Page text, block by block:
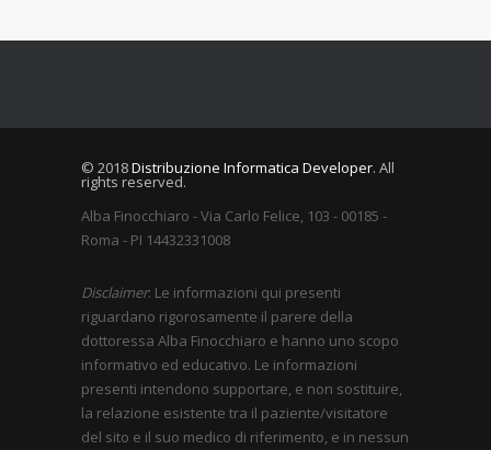
© 2018Distribuzione Informatica Developer. All
rights reserved.
Alba Finocchiaro - Via Carlo Felice, 103 - 00185 -
Roma - PI 14432331008
Disclaimer: Le informazioni qui presenti
riguardano rigorosamente il parere della
dottoressa Alba Finocchiaro e hanno uno scopo
informativo ed educativo. Le informazioni
presenti intendono supportare, e non sostituire,
la relazione esistente tra il paziente/visitatore
del sito e il suo medico di riferimento, e in nessun